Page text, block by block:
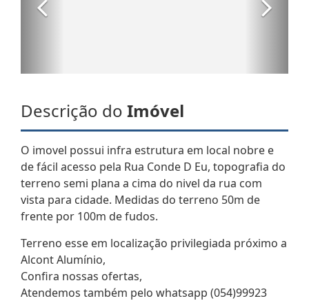
Descrição do Imóvel
O imovel possui infra estrutura em local nobre e
de fácil acesso pela Rua Conde D Eu, topografia do
terreno semi plana a cima do nivel da rua com
vista para cidade. Medidas do terreno 50m de
frente por 100m de fudos.
Terreno esse em localização privilegiada próximo a
Alcont Alumínio,
Confira nossas ofertas,
Atendemos também pelo whatsapp (054)99923